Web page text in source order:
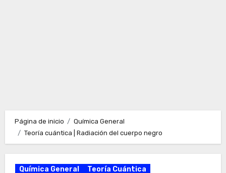
Página de inicio
Química General
Teoría cuántica | Radiación del cuerpo negro
Química General Teoría Cuántica